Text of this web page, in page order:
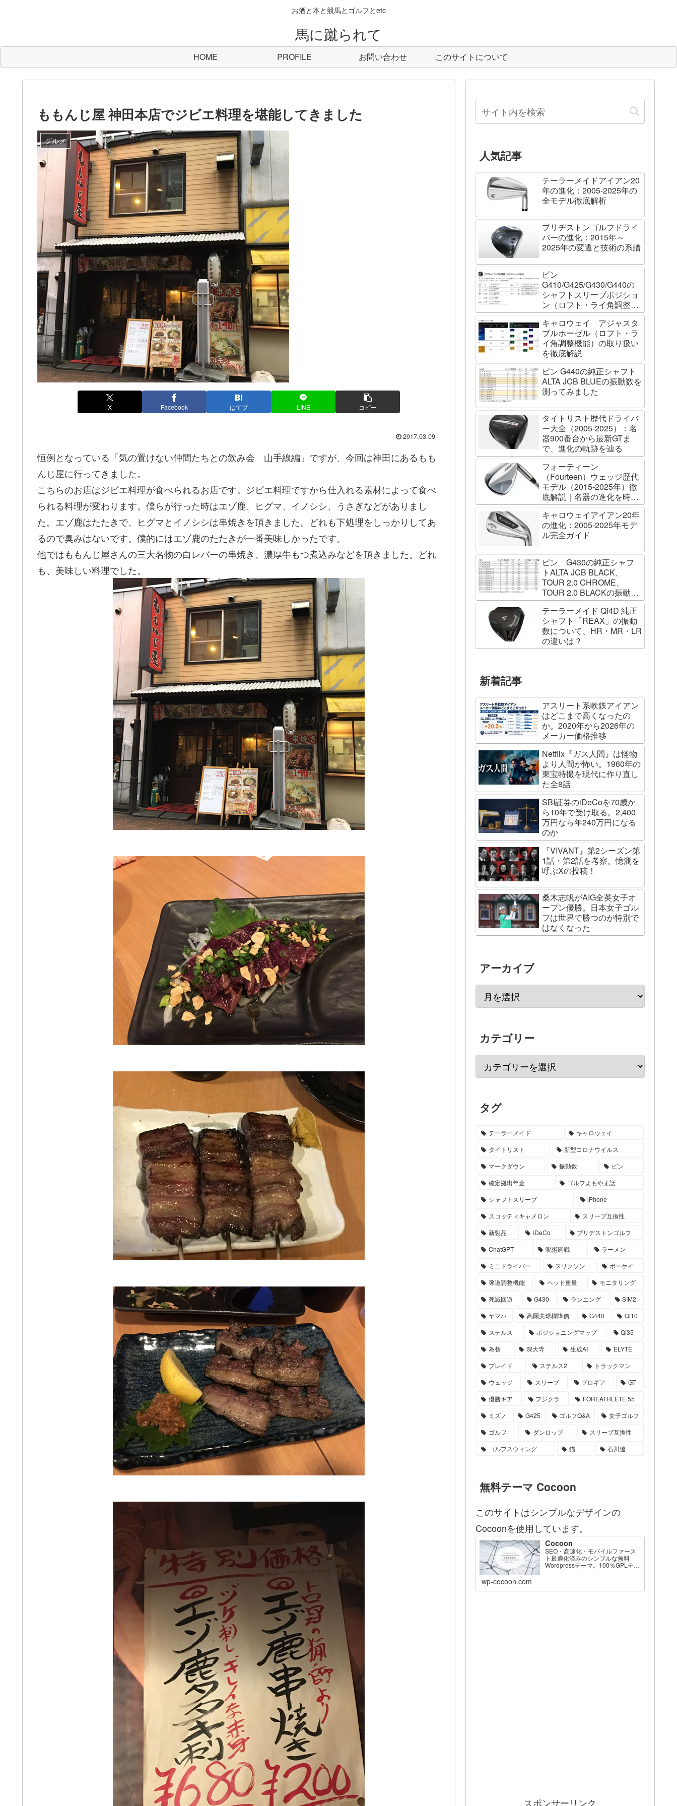
お酒と本と競馬とゴルフとetc
馬に蹴られて
HOME PROFILE お問い合わせ このサイトについて
ももんじ屋 神田本店でジビエ料理を堪能してきました
グルメ
X Facebook はてブ LINE コピー
2017.03.09
恒例となっている「気の置けない仲間たちとの飲み会 山手線編」ですが、今回は神田にあるもも
んじ屋に行ってきました。
こちらのお店はジビエ料理が食べられるお店です。ジビエ料理ですから仕入れる素材によって食べ
られる料理が変わります。僕らが行った時はエゾ鹿、ヒグマ、イノシシ、うさぎなどがありまし
た。エゾ鹿はたたきで、ヒグマとイノシシは串焼きを頂きました。どれも下処理をしっかりしてあ
るので臭みはないです。僕的にはエゾ鹿のたたきが一番美味しかったです。
他ではももんじ屋さんの三大名物の白レバーの串焼き、濃厚牛もつ煮込みなどを頂きました。どれ
も、美味しい料理でした。
人気記事
テーラーメイドアイアン20
年の進化：2005-2025年の
全モデル徹底解析
ブリヂストンゴルフドライ
バーの進化：2015年～
2025年の変遷と技術の系譜
ピン
G410/G425/G430/G440の
シャフトスリーブポジショ
ン（ロフト・ライ角調整機
能）について
キャロウェイ アジャスタ
ブルホーゼル（ロフト・ラ
イ角調整機能）の取り扱い
を徹底解説
ピン G440の純正シャフト
ALTA JCB BLUEの振動数を
測ってみました
タイトリスト歴代ドライバ
ー大全（2005-2025）：名
器900番台から最新GTま
で、進化の軌跡を辿る
フォーティーン
（Fourteen）ウェッジ歴代
モデル（2015-2025年）徹
底解説｜名器の進化を時系
列で辿る
キャロウェイアイアン20年
の進化：2005-2025年モデ
ル完全ガイド
ピン G430の純正シャフ
トALTA JCB BLACK、
TOUR 2.0 CHROME、
TOUR 2.0 BLACKの振動数
を測ってみました
テーラーメイド Qi4D 純正
シャフト「REAX」の振動
数について、HR・MR・LR
の違いは？
新着記事
アスリート系軟鉄アイアン
はどこまで高くなったの
か。2020年から2026年の
メーカー価格推移
Netflix『ガス人間』は怪物
より人間が怖い。1960年の
東宝特撮を現代に作り直し
た全8話
SBI証券のiDeCoを70歳か
ら10年で受け取る。2,400
万円なら年240万円になる
のか
『VIVANT』第2シーズン第
1話・第2話を考察。憶測を
呼ぶXの投稿！
桑木志帆がAIG全英女子オ
ープン優勝。日本女子ゴル
フは世界で勝つのが特別で
はなくなった
アーカイブ
カテゴリー
タグ
テーラーメイド
キャロウェイ
タイトリスト
新型コロナウイルス
マークダウン
振動数
ピン
確定拠出年金
ゴルフよもやま話
シャフトスリーブ
iPhone
スコッティキャメロン
スリーブ互換性
新製品
IDeCo
ブリヂストンゴルフ
ChatGPT
呪術廻戦
ラーメン
ミニドライバー
スリクソン
ボーケイ
弾道調整機能
ヘッド重量
モニタリング
死滅回遊
G430 ランニング
SIM2
ヤマハ
高爾夫球桿降價 G440
Qi10
ステルス
ポジショニングマップ
Qi35
為替
深大寺 生成AI
ELYTE
プレイド
ステルス2
トラックマン
ウェッジ
スリーブ プロギア
GT
優勝ギア
フジクラ
FOREATHLETE 55
ミズノ
G425 ゴルフQ&A
女子ゴルフ
ゴルフ
ダンロップ
スリーブ互換性
ゴルフスウィング
猫 石川遼
無料テーマ Cocoon
このサイトはシンプルなデザインの
Cocoonを使用しています。
Cocoon
SEO・高速化・モバイルファース
ト最適化済みのシンプルな無料
Wordpressテーマ。100％GPLテー
wp-cocoon.com
スポンサーリンク